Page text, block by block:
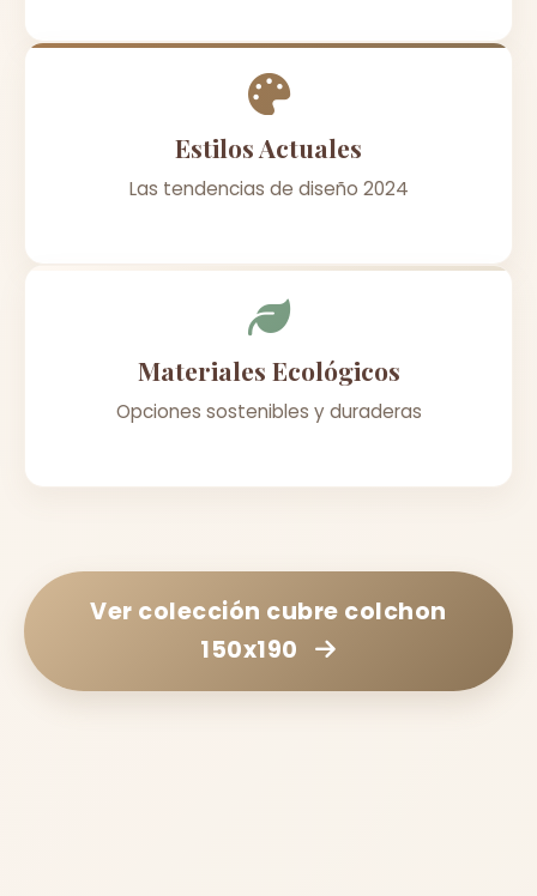
Estilos Actuales
Las tendencias de diseño 2024
Materiales Ecológicos
Opciones sostenibles y duraderas
Ver colección cubre colchon
150x190